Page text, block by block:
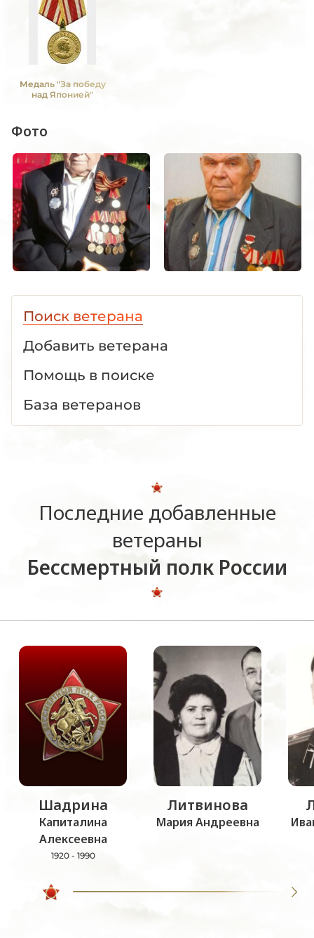
Медаль "За победу
над Японией"
Фото
Поиск ветерана
Добавить ветерана
Помощь в поиске
База ветеранов
Последние добавленные
ветераны
Бессмертный полк России
Шадрина
Капиталина
Алексеевна
1920 - 1990
Литвинова
Мария Андреевна